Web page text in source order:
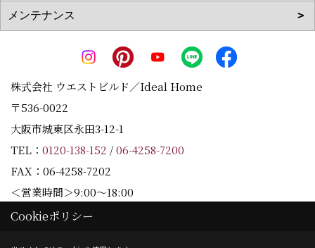
株式会社 ウエストビルド／Ideal Home
〒536-0022
大阪市城東区永田3-12-1
TEL： 0120-138-152 /06-4258-7200
FAX：06-4258-7202
＜営業時間＞9:00～18:00
＜定休日＞水曜日
Cookieポリシー